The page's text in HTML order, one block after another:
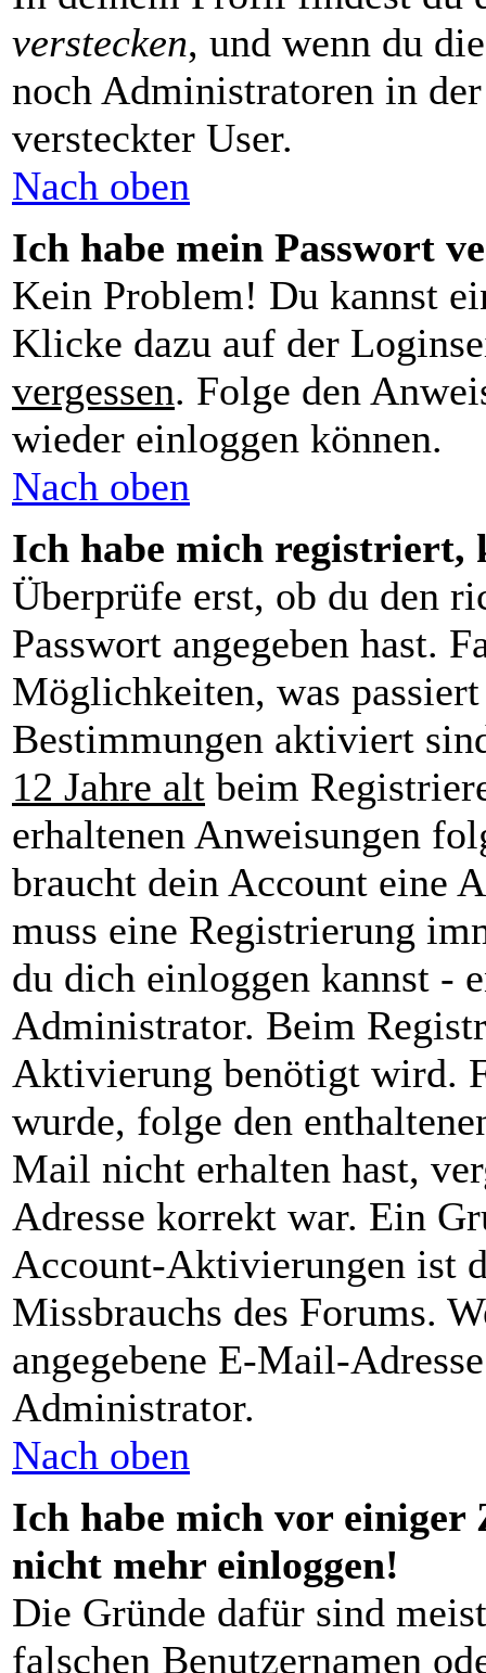
verstecken, und wenn du
noch Administratoren in
versteckter User.
Nach oben
Ich habe mein Passwort
Kein Problem! Du kannst
Klicke dazu auf der
vergessen. Folge den
wieder einloggen können.
Nach oben
Ich habe mich registriert,
Überprüfe erst, ob du den
Passwort angegeben hast.
Möglichkeiten, was
Bestimmungen aktiviert
12 Jahre alt beim
erhaltenen Anweisungen
braucht dein Account eine
muss eine Registrierung
du dich einloggen kannst -
Administrator. Beim
Aktivierung benötigt wird.
wurde, folge den
Mail nicht erhalten hast,
Adresse korrekt war. Ein
Account-Aktivierungen ist
Missbrauchs des Forums.
angegebene E-Mail-
Administrator.
Nach oben
Ich habe mich vor
nicht mehr einloggen!
Die Gründe dafür sind
falschen Benutzernamen